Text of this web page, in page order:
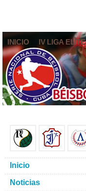
INICIO IV LIGA ELITE
Inicio
Noticias